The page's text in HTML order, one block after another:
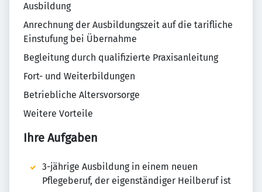
Ausbildung
Anrechnung der Ausbildungszeit auf die tarifliche
Einstufung bei Übernahme
Begleitung durch qualifizierte Praxisanleitung
Fort- und Weiterbildungen
Betriebliche Altersvorsorge
Weitere Vorteile
Ihre Aufgaben
3-jährige Ausbildung in einem neuen
Pflegeberuf, der eigenständiger Heilberuf ist